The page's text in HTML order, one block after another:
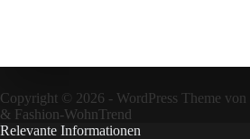
Copyright © 2026 - WordPress Theme von
& Fashion-WohnTrend
Relevante Informationen